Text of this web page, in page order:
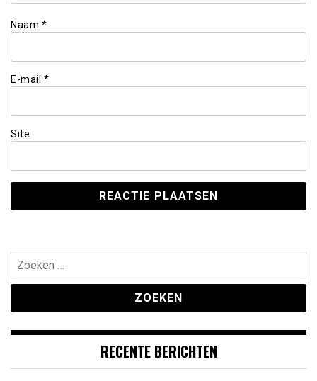
Naam *
E-mail *
Site
Zoeken
naar:
RECENTE BERICHTEN